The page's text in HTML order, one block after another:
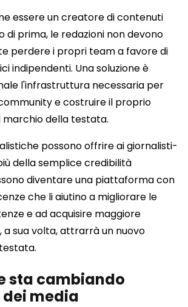
essere un creatore di contenuti
di prima, le redazioni non devono
perdere i propri team a favore di
indipendenti. Una soluzione è
l'infrastruttura necessaria per
e costruire il proprio
della testata.
possono offrire ai giornalisti-
della semplice credibilità
diventare una piattaforma con
che li aiutino a migliorare le
e ad acquisire maggiore
a sua volta, attrarrà un nuovo
sta cambiando
media